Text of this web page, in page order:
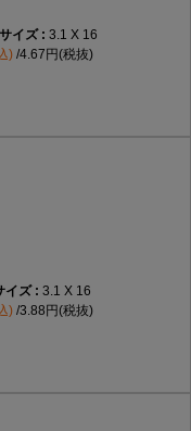
3.1 X 16
) 4.67円(税抜)
3.1 X 16
) 3.88円(税抜)